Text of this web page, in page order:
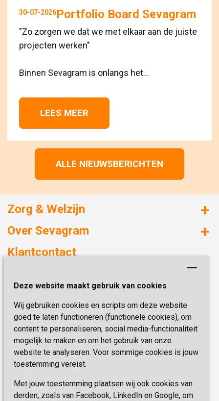
Deze website maakt gebruik van cookies
Wij gebruiken cookies en scripts om deze website
goed te laten functioneren (functionele cookies), om
content te personaliseren, social media-functionaliteit
mogelijk te maken en om het gebruik van onze
website te analyseren. Voor sommige cookies is jouw
toestemming vereist.
Met jouw toestemming plaatsen wij ook cookies van
derden, zoals van Facebook, LinkedIn en Google, om
30-07-2026Portfolio Board Sevagram
"Zo zorgen we dat we met elkaar aan de juiste
projecten werken"
Binnen Sevagram is onlangs het...
LEES MEER
ALLE NIEUWSBERICHTEN
Zorg & Welzijn
Huizen met zorg
Onze specialiteiten
Over Sevagram
Duurzaamheid
Kwaliteit & Klantbeleving
Missie & Visie
Vastgoed
Innovatie
Klantcontact
6419 PB Heerlen
Telefoon:0900 777 4 777
E-mail:zorgbemiddeling@sevagram.nl
Schrijf je nu in!
Blijf op de hoogte van de laatste activiteiten en
nieuwtjes met onze nieuwsbrief